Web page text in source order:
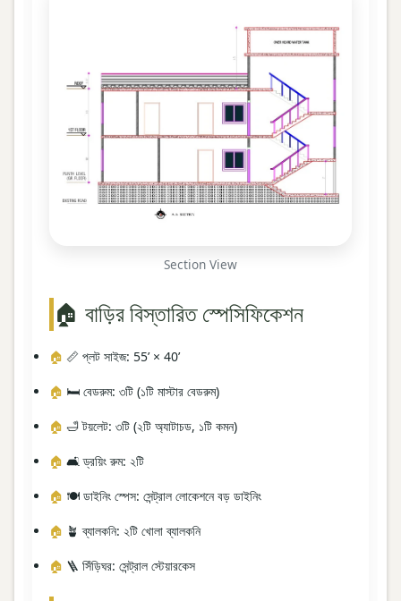
Section View
🏠 বাড়ির বিস্তারিত স্পেসিফিকেশন
📏 প্লট সাইজ: 55’ × 40’
🛏️ বেডরুম: ৩টি (১টি মাস্টার বেডরুম)
🛁 টয়লেট: ৩টি (২টি অ্যাটাচড, ১টি কমন)
🛋️ ড্রয়িং রুম: ২টি
🍽️ ডাইনিং স্পেস: সেন্ট্রাল লোকেশনে বড় ডাইনিং
🪴 ব্যালকনি: ২টি খোলা ব্যালকনি
🪜 সিঁড়িঘর: সেন্ট্রাল স্টেয়ারকেস